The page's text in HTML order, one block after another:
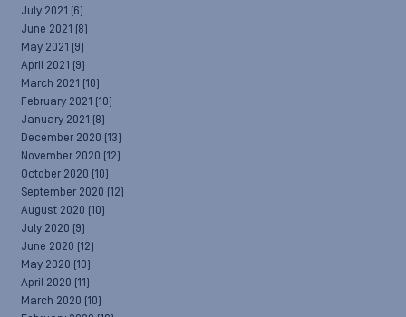
July 2021 (6)
June 2021 (8)
May 2021 (9)
April 2021 (9)
March 2021 (10)
February 2021 (10)
January 2021 (8)
December 2020 (13)
November 2020 (12)
October 2020 (10)
September 2020 (12)
August 2020 (10)
July 2020 (9)
June 2020 (12)
May 2020 (10)
April 2020 (11)
March 2020 (10)